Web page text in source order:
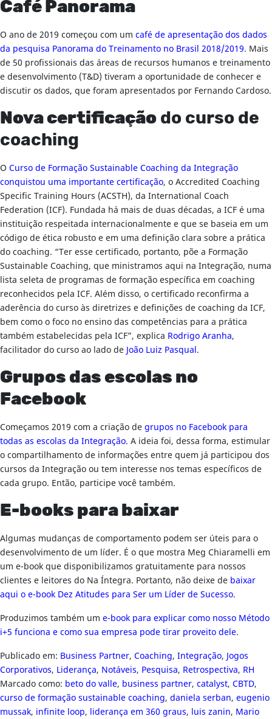
Café Panorama
O ano de 2019 começou com um café de apresentação dos dados
da pesquisa Panorama do Treinamento no Brasil 2018/2019. Mais
de 50 profissionais das áreas de recursos humanos e treinamento
e desenvolvimento (T&D) tiveram a oportunidade de conhecer e
discutir os dados, que foram apresentados por Fernando Cardoso.
Nova certificação do curso de
coaching
O Curso de Formação Sustainable Coaching da Integração
conquistou uma importante certificação, o Accredited Coaching
Specific Training Hours (ACSTH), da International Coach
Federation (ICF). Fundada há mais de duas décadas, a ICF é uma
instituição respeitada internacionalmente e que se baseia em um
código de ética robusto e em uma definição clara sobre a prática
do coaching. “Ter esse certificado, portanto, põe a Formação
Sustainable Coaching, que ministramos aqui na Integração, numa
lista seleta de programas de formação específica em coaching
reconhecidos pela ICF. Além disso, o certificado reconfirma a
aderência do curso às diretrizes e definições de coaching da ICF,
bem como o foco no ensino das competências para a prática
também estabelecidas pela ICF”, explica Rodrigo Aranha,
facilitador do curso ao lado de João Luiz Pasqual.
Grupos das escolas no
Facebook
Começamos 2019 com a criação degrupos no Facebook para
todas as escolas da Integração. A ideia foi, dessa forma, estimular
o compartilhamento de informações entre quem já participou dos
cursos da Integração ou tem interesse nos temas específicos de
cada grupo. Então, participe você também.
E-books para baixar
Algumas mudanças de comportamento podem ser úteis para o
desenvolvimento de um líder. É o que mostra Meg Chiaramelli em
um e-book que disponibilizamos gratuitamente para nossos
clientes e leitores do Na Íntegra. Portanto, não deixe de baixar
aqui o e-book Dez Atitudes para Ser um Líder de Sucesso.
Produzimos também um e-book para explicar como nosso Método
i+5 funciona e como sua empresa pode tirar proveito dele.
Publicado em: Business Partner, Coaching, Integração, Jogos
Corporativos, Liderança, Notáveis, Pesquisa, Retrospectiva, RH
Marcado como: beto do valle, business partner, catalyst, CBTD,
curso de formação sustainable coaching, daniela serban, eugenio
mussak, infinite loop, liderança em 360 graus, luis zanin, Mario